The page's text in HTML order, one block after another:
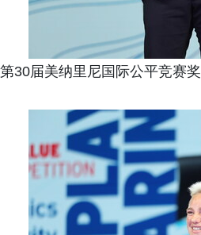
第30届美纳里尼国际公平竞赛奖